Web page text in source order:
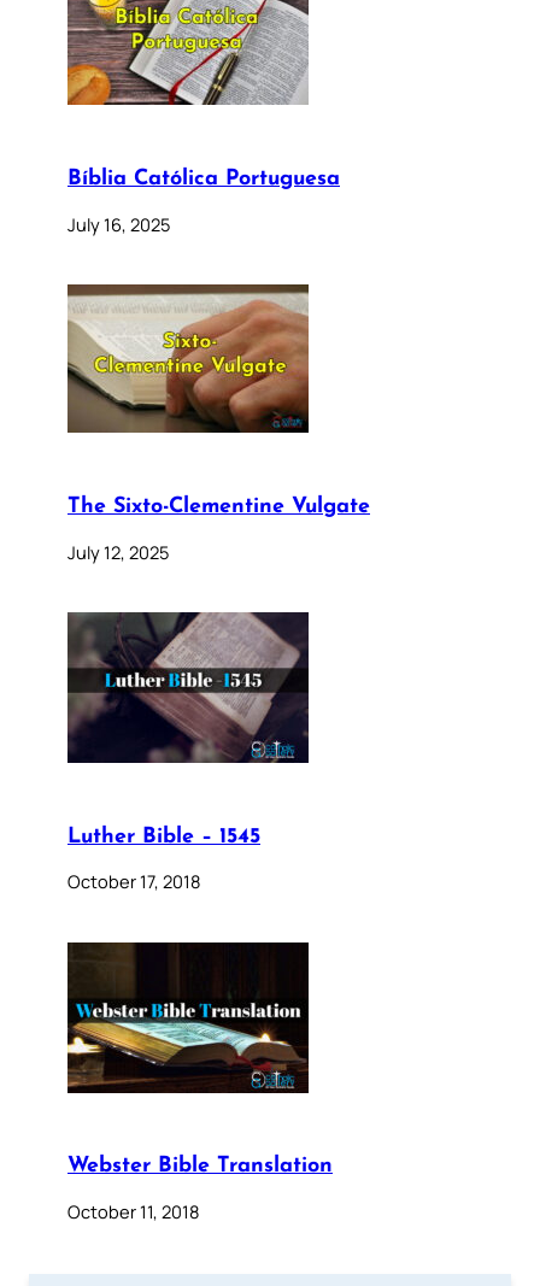
Bíblia Católica Portuguesa
July 16, 2025
The Sixto-Clementine Vulgate
July 12, 2025
Luther Bible – 1545
October 17, 2018
Webster Bible Translation
October 11, 2018